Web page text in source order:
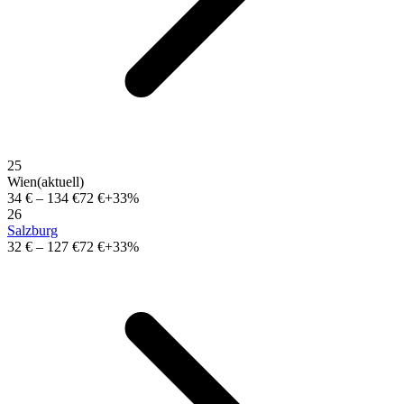
25
Wien(aktuell)
34 € – 134 €72 €+33%
26
Salzburg
32 € – 127 €72 €+33%